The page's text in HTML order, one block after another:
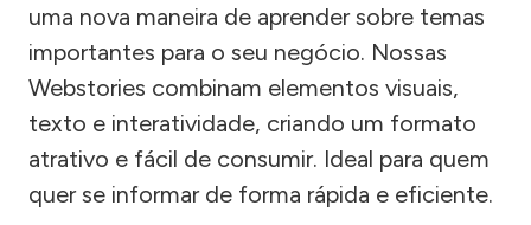
uma nova maneira de aprender sobre temas
importantes para o seu negócio. Nossas
Webstories combinam elementos visuais,
texto e interatividade, criando um formato
atrativo e fácil de consumir. Ideal para quem
quer se informar de forma rápida e eficiente.